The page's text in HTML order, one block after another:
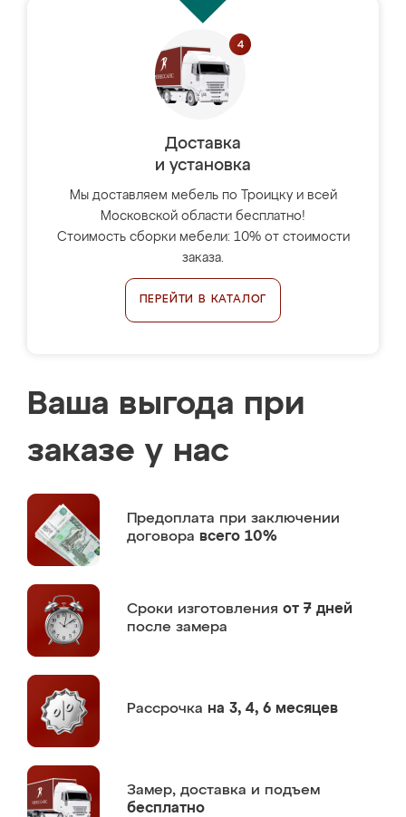
Доставка
и установка
Мы доставляем мебель по Троицку и всей
Московской области бесплатно!
Стоимость сборки мебели: 10% от стоимости
заказа.
ПЕРЕЙТИ В КАТАЛОГ
Ваша выгода при
заказе у нас
Предоплата при заключении
договора всего 10%
Сроки изготовления от 7 дней
после замера
Рассрочка на 3, 4, 6 месяцев
Замер, доставка и подъем
бесплатно